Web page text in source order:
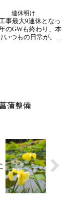
」「一に掃除 二に
三四元気に おかげ
全て一枚一枚風合い
が...
連休明け
事最大9連休となっ
のGWも終わり、本
いつもの日常が。連
。様々な確認をと
り...
蒲整備